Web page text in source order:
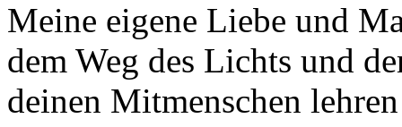
Meine eigene Liebe und
dem Weg des Lichts und
deinen Mitmenschen